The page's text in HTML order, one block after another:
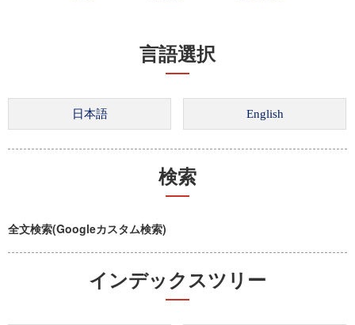
言語選択
検索
全文検索(Googleカスタム検索)
インデックスツリー